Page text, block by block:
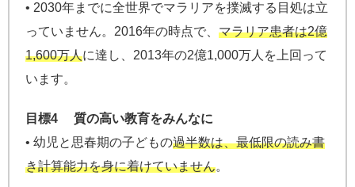
• 2030年までに全世界でマラリアを撲滅する目処は立
っていません。2016年の時点で、 マラリア患者は2億
1,600万人に達し、2013年の2億1,000万人を上回って
います。
目標4 質の高い教育をみんなに
• 幼児と思春期の子どもの過半数は、最低限の読み書
き計算能力を身に着けていません。